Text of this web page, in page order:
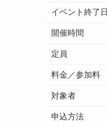
イベント終了日
開催時間
定員
料金／参加料
対象者
申込方法